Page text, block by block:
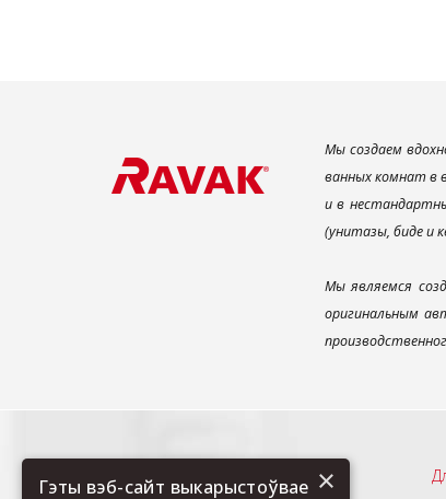
Мы создаем
ванных комнат в
и в
(унитазы, биде и
Мы являемся
оригинальным
Рекомендуем ×
Гэты вэб-сайт выкарыстоўвае